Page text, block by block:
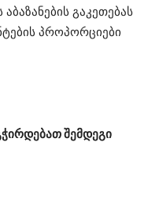
გაკეთებას
პროპორციები
შემდეგი